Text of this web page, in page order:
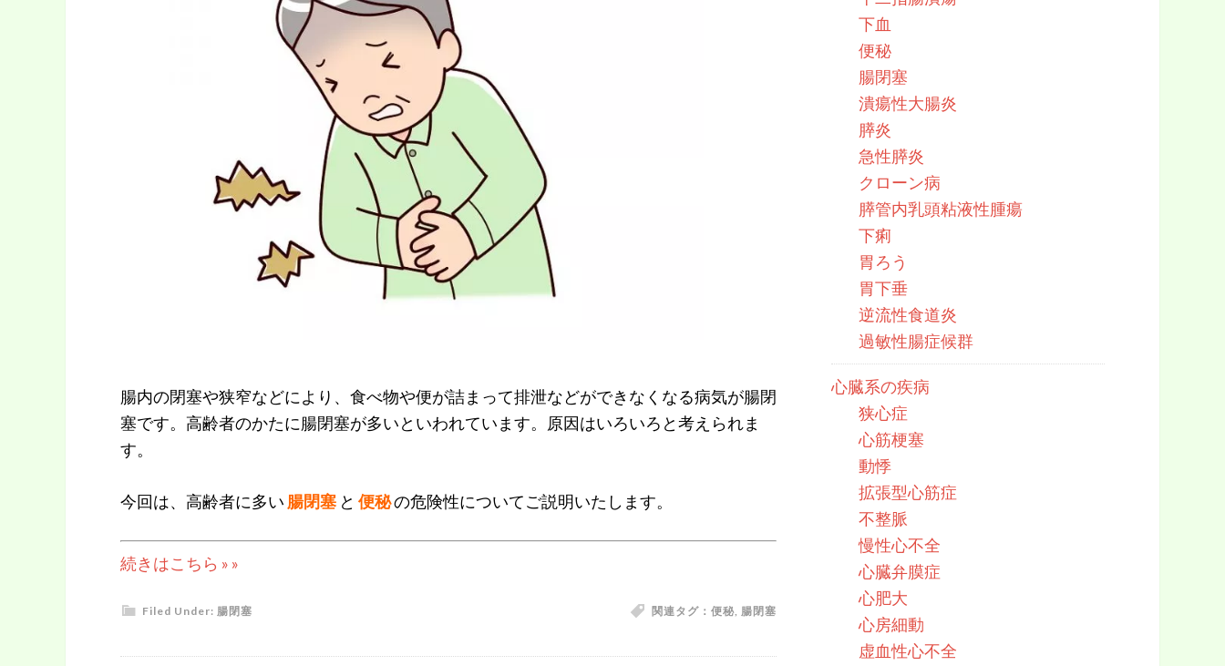
腸内の閉塞や狭窄などにより、食べ物や便が詰まって排泄などができなくなる病気が腸閉
塞です。高齢者のかたに腸閉塞が多いといわれています。原因はいろいろと考えられま
す。
今回は、高齢者に多い 腸閉塞 と 便秘の危険性についてご説明いたします。
続きはこちら » »
Filed Under: 腸閉塞 関連タグ： 便秘, 腸閉塞
下血
便秘
腸閉塞
潰瘍性大腸炎
膵炎
急性膵炎
クローン病
膵管内乳頭粘液性腫瘍
下痢
胃ろう
胃下垂
逆流性食道炎
過敏性腸症候群
心臓系の疾病
狭心症
心筋梗塞
動悸
拡張型心筋症
不整脈
慢性心不全
心臓弁膜症
心肥大
心房細動
虚血性心不全